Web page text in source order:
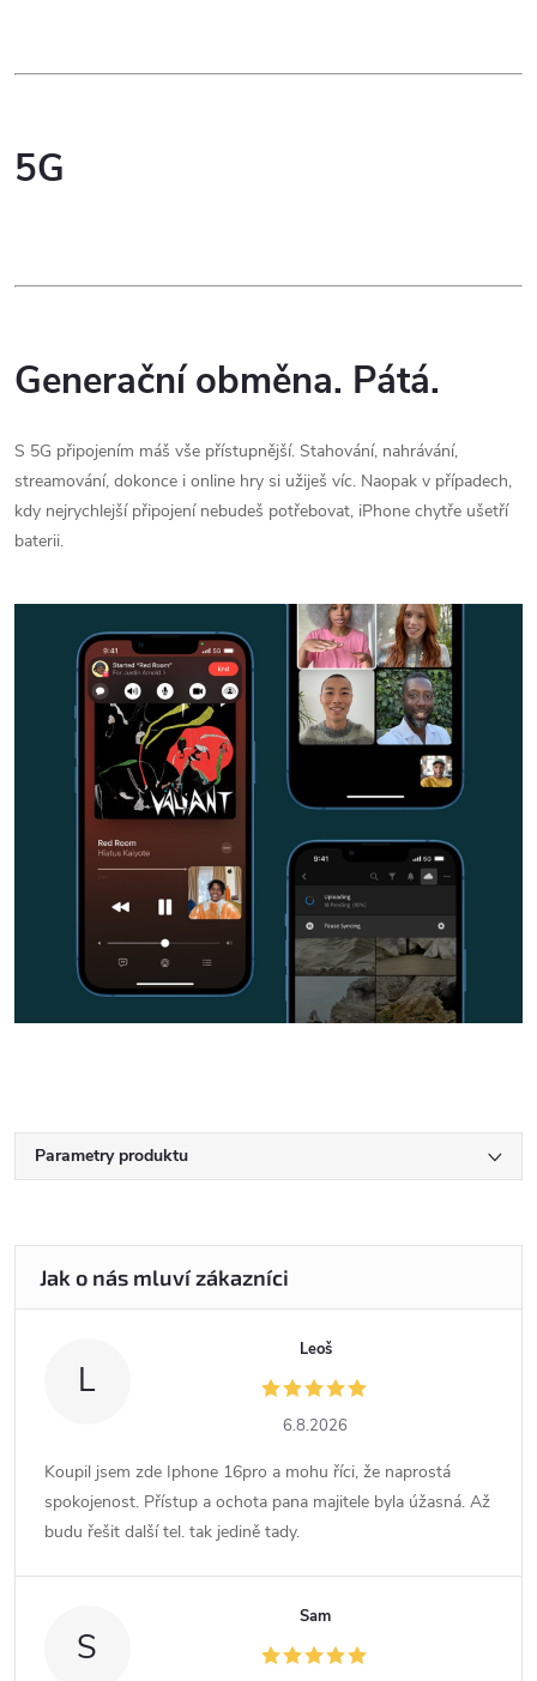
5G
Generační obměna. Pátá.
S 5G připojením máš vše přístupnější. Stahování, nahrávání,
streamování, dokonce i online hry si užiješ víc. Naopak v případech,
kdy nejrychlejší připojení nebudeš potřebovat, iPhone chytře ušetří
baterii.
Parametry produktu
L
Leoš
6.8.2026
Koupil jsem zde Iphone 16pro a mohu říci, že naprostá
spokojenost. Přístup a ochota pana majitele byla úžasná. Až
budu řešit další tel. tak jedině tady.
S
Sam